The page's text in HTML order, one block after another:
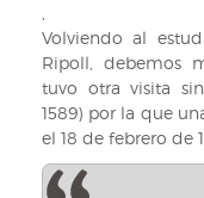
Europa”
(Signatura
061.43/WOR).
Volviendo al
Ripoll, debemos
tuvo otra visita
1589) por la que
el 18 de febrero de